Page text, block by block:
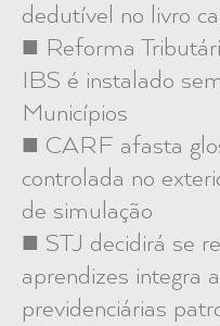
dedutível no livro
■ Reforma
IBS é instalado
Municípios
■ CARF afasta
controlada no
de simulação
■ STJ decidirá se
aprendizes integra
previdenciárias